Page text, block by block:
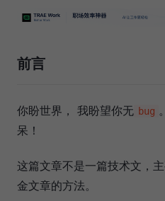
前言
你盼世界， 我盼望你无 bug
呆！
这篇文章不是一篇技术文，
金文章的方法。